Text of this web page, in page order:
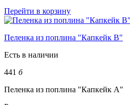
Перейти в корзину
Пеленка из поплина "Капкейк В"
Есть в наличии
441 б
Пеленка из поплина "Капкейк А"